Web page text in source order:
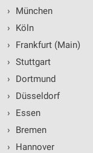
›
München
›
Köln
›
Frankfurt (Main)
› Stuttgart
›
Dortmund
›
Düsseldorf
›
Essen
›
Bremen
›
Hannover